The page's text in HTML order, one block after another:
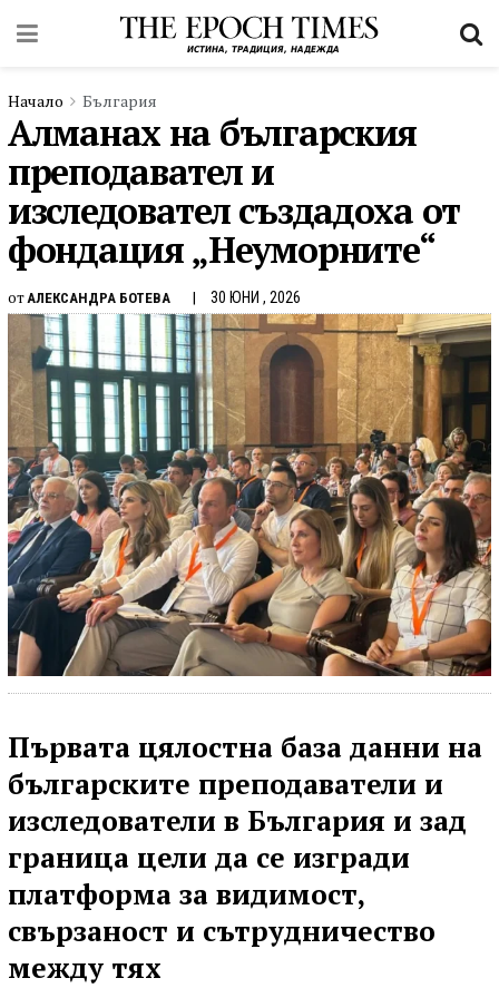
Начало България
Алманах на българския
преподавател и
изследовател създадоха от
фондация „Неуморните“
от АЛЕКСАНДРА БОТЕВА 30 ЮНИ , 2026
Първата цялостна база данни на
българските преподаватели и
изследователи в България и зад
граница цели да се изгради
платформа за видимост,
свързаност и сътрудничество
между тях